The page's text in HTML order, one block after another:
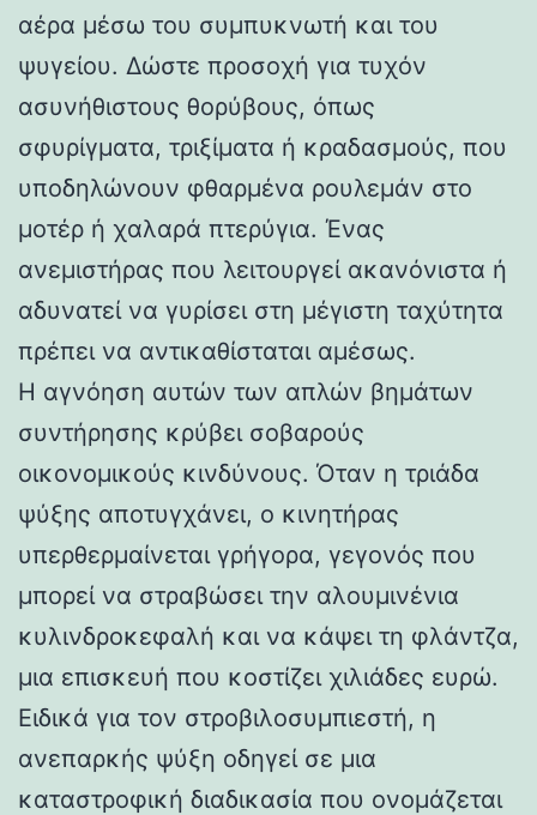
αέρα μέσω του συμπυκνωτή και του
ψυγείου. Δώστε προσοχή για τυχόν
ασυνήθιστους θορύβους, όπως
σφυρίγματα, τριξίματα ή κραδασμούς, που
υποδηλώνουν φθαρμένα ρουλεμάν στο
μοτέρ ή χαλαρά πτερύγια. Ένας
ανεμιστήρας που λειτουργεί ακανόνιστα ή
αδυνατεί να γυρίσει στη μέγιστη ταχύτητα
πρέπει να αντικαθίσταται αμέσως.
Η αγνόηση αυτών των απλών βημάτων
συντήρησης κρύβει σοβαρούς
οικονομικούς κινδύνους. Όταν η τριάδα
ψύξης αποτυγχάνει, ο κινητήρας
υπερθερμαίνεται γρήγορα, γεγονός που
μπορεί να στραβώσει την αλουμινένια
κυλινδροκεφαλή και να κάψει τη φλάντζα,
μια επισκευή που κοστίζει χιλιάδες ευρώ.
Ειδικά για τον στροβιλοσυμπιεστή, η
ανεπαρκής ψύξη οδηγεί σε μια
καταστροφική διαδικασία που ονομάζεται